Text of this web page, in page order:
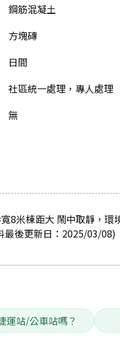
鋼筋混凝土
方塊磚
日間
社區統一處理，專人處理
無
8米棟距大 鬧中取靜，環
最後更新日：2025/03/08)
運站/公車站嗎？